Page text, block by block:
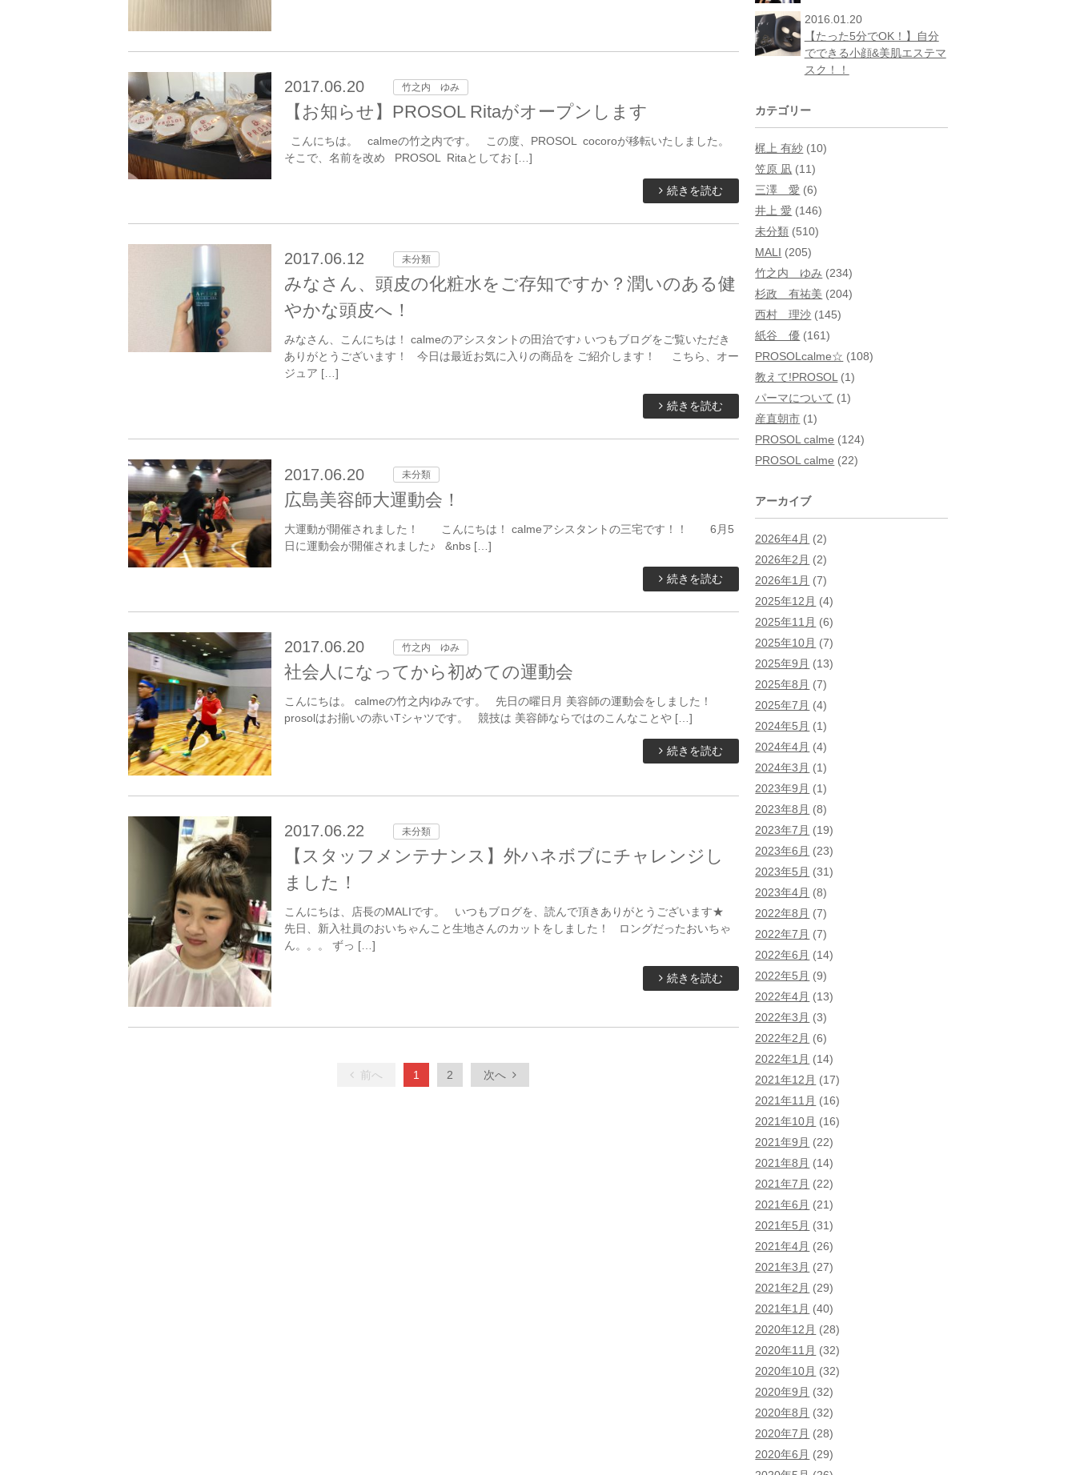
2017.06.20 竹之内 ゆみ
【お知らせ】PROSOL Ritaがオープンします
こんにちは。 calmeの竹之内です。 この度、PROSOL cocoroが移転いたしました。
そこで、名前を改め PROSOL Ritaとしてお […]
続きを読む
2017.06.12 未分類
みなさん、頭皮の化粧水をご存知ですか？潤いのある健
やかな頭皮へ！
みなさん、こんにちは！ calmeのアシスタントの田治です♪ いつもブログをご覧いただき
ありがとうございます！ 今日は最近お気に入りの商品を ご紹介します！ こちら、オー
ジュア […]
続きを読む
2017.06.20 未分類
広島美容師大運動会！
大運動が開催されました！ こんにちは！ calmeアシスタントの三宅です！！ 6月5
日に運動会が開催されました♪ &nbs […]
続きを読む
2017.06.20 竹之内 ゆみ
社会人になってから初めての運動会
こんにちは。 calmeの竹之内ゆみです。 先日の曜日月 美容師の運動会をしました！
prosolはお揃いの赤いTシャツです。 競技は 美容師ならではのこんなことや […]
続きを読む
2017.06.22 未分類
【スタッフメンテナンス】外ハネボブにチャレンジし
ました！
こんにちは、店長のMALIです。 いつもブログを、読んで頂きありがとうございます★
先日、新入社員のおいちゃんこと生地さんのカットをしました！ ロングだったおいちゃ
ん。。。 ずっ […]
続きを読む
前へ 1 2 次へ
2016.01.20
【たった5分でOK！】自分
でできる小顔&美肌エステマ
スク！！
カテゴリー
梶上 有紗 (10)
笠原 凪 (11)
三澤 愛 (6)
井上 愛 (146)
未分類 (510)
MALI (205)
竹之内 ゆみ (234)
杉政 有祐美 (204)
西村 理沙 (145)
紙谷 優 (161)
PROSOLcalme☆ (108)
教えて!PROSOL (1)
パーマについて (1)
産直朝市 (1)
PROSOL calme (124)
PROSOL calme (22)
アーカイブ
2026年4月 (2)
2026年2月 (2)
2026年1月 (7)
2025年12月 (4)
2025年11月 (6)
2025年10月 (7)
2025年9月 (13)
2025年8月 (7)
2025年7月 (4)
2024年5月 (1)
2024年4月 (4)
2024年3月 (1)
2023年9月 (1)
2023年8月 (8)
2023年7月 (19)
2023年6月 (23)
2023年5月 (31)
2023年4月 (8)
2022年8月 (7)
2022年7月 (7)
2022年6月 (14)
2022年5月 (9)
2022年4月 (13)
2022年3月 (3)
2022年2月 (6)
2022年1月 (14)
2021年12月 (17)
2021年11月 (16)
2021年10月 (16)
2021年9月 (22)
2021年8月 (14)
2021年7月 (22)
2021年6月 (21)
2021年5月 (31)
2021年4月 (26)
2021年3月 (27)
2021年2月 (29)
2021年1月 (40)
2020年12月 (28)
2020年11月 (32)
2020年10月 (32)
2020年9月 (32)
2020年8月 (32)
2020年7月 (28)
2020年6月 (29)